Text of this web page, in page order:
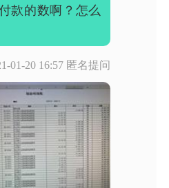
款的数啊？怎么
01-20 16:57 匿名提问